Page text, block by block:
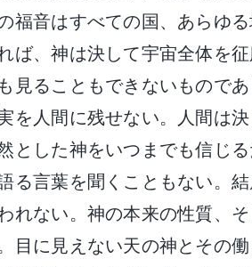
福音はすべての国、あらゆ
ば、神は決して宇宙全体を
見ることもできないもので
を人間に残せない。人間は
とした神をいつまでも信じ
る言葉を聞くこともない。
れない。神の本来の性質、
目に見えない天の神とその